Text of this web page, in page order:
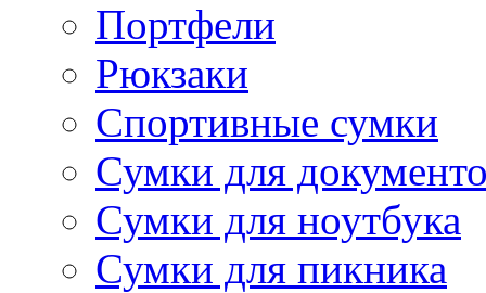
Портфели
Рюкзаки
Спортивные сумки
Сумки для
Сумки для ноутбука
Сумки для пикника